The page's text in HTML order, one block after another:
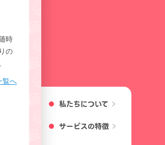
私たちについて chevron_right
サービスの特徴 chevron_right
時
の
覧へ